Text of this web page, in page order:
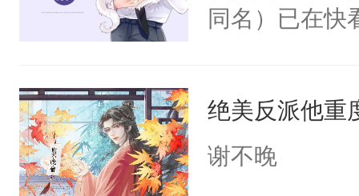
同名）已在快
成为所有白莲
I，他们决定
绝美反派他重
谢不晚